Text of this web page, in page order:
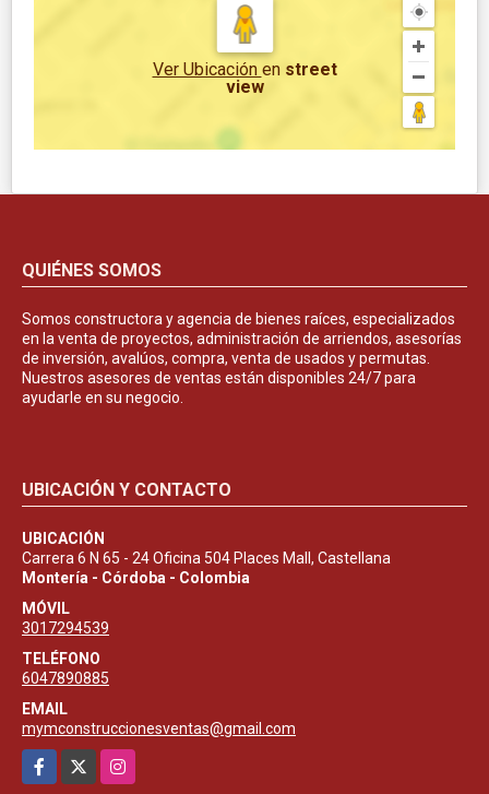
Ver Ubicación en street
view
QUIÉNES SOMOS
Somos constructora y agencia de bienes raíces, especializados
en la venta de proyectos, administración de arriendos, asesorías
de inversión, avalúos, compra, venta de usados y permutas.
Nuestros asesores de ventas están disponibles 24/7 para
ayudarle en su negocio.
UBICACIÓN Y CONTACTO
UBICACIÓN
Carrera 6 N 65 - 24 Oficina 504 Places Mall, Castellana
Montería - Córdoba - Colombia
MÓVIL
3017294539
TELÉFONO
6047890885
EMAIL
mymconstruccionesventas@gmail.com
Facebook
Instagram